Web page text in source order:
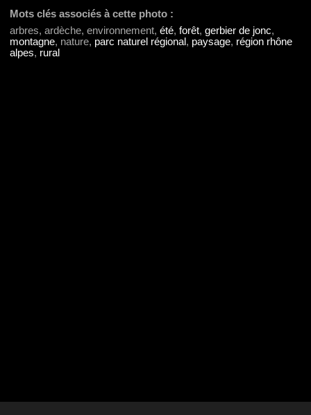
Mots clés associés à cette photo :
arbres, ardèche, environnement, été, forêt, gerbier de jonc,
montagne, nature, parc naturel régional , paysage, région rhône
alpes, rural